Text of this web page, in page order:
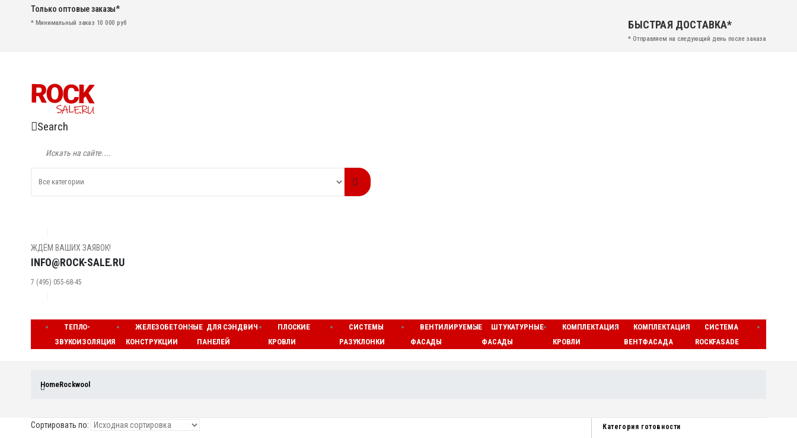
БЫСТРАЯ ДОСТАВКА*
* Отправляем на следующий день после заказа
Только оптовые заказы*
* Минимальный заказ 10 000 руб
Search
ЖДЁМ ВАШИХ ЗАЯВОК!
INFO@ROCK-SALE.RU
7 (495) 055-68-45
ТЕПЛО-
ЗВУКОИЗОЛЯЦИЯ
ЖЕЛЕЗОБЕТОННЫЕ
КОНСТРУКЦИИ
ДЛЯ СЭНДВИЧ
ПАНЕЛЕЙ
ПЛОСКИЕ
КРОВЛИ
СИСТЕМЫ
РАЗУКЛОНКИ
ВЕНТИЛИРУЕМЫЕ
ФАСАДЫ
ШТУКАТУРНЫЕ
ФАСАДЫ
КОМПЛЕКТАЦИЯ
КРОВЛИ
КОМПЛЕКТАЦИЯ
ВЕНТФАСАДА
СИСТЕМА
ROCKFASADE
HomeRockwool
Сортировать по: Категория готовности